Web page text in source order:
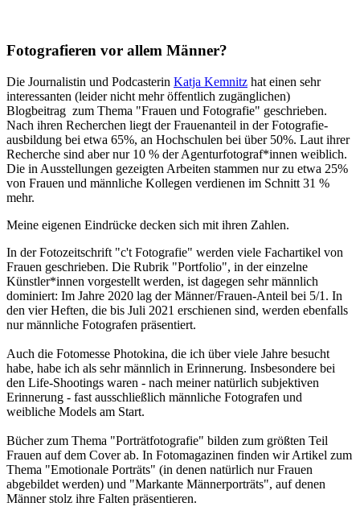
Fotografieren vor allem Männer?
Die Journalistin und Podcasterin Katja Kemnitz hat einen sehr
interessanten (leider nicht mehr öffentlich zugänglichen)
Blogbeitrag zum Thema "Frauen und Fotografie" geschrieben.
Nach ihren Recherchen liegt der Frauenanteil in der Fotografie­
ausbildung bei etwa 65%, an Hochschulen bei über 50%. Laut ihrer
Recherche sind aber nur 10 % der Agenturfotograf*innen weiblich.
Die in Ausstellungen gezeigten Arbeiten stammen nur zu etwa 25%
von Frauen und männliche Kollegen verdienen im Schnitt 31 %
mehr.
Meine eigenen Eindrücke decken sich mit ihren Zahlen.
In der Fotozeitschrift "c't Fotografie" werden viele Fachartikel von
Frauen geschrieben. Die Rubrik "Portfolio", in der einzelne
Künstler*innen vorgestellt werden, ist dagegen sehr männlich
dominiert: Im Jahre 2020 lag der Männer/Frauen-Anteil bei 5/1. In
den vier Heften, die bis Juli 2021 erschienen sind, werden ebenfalls
nur männliche Fotografen präsentiert.
Auch die Fotomesse Photokina, die ich über viele Jahre besucht
habe, habe ich als sehr männlich in Erinnerung. Insbesondere bei
den Life-Shootings waren - nach meiner natürlich subjektiven
Erinnerung - fast ausschließlich männliche Fotografen und
weibliche Models am Start.
Bücher zum Thema "Porträtfotografie" bilden zum größten Teil
Frauen auf dem Cover ab. In Fotomagazinen finden wir Artikel zum
Thema "Emotionale Porträts" (in denen natürlich nur Frauen
abgebildet werden) und "Markante Männerporträts", auf denen
Männer stolz ihre Falten präsentieren.